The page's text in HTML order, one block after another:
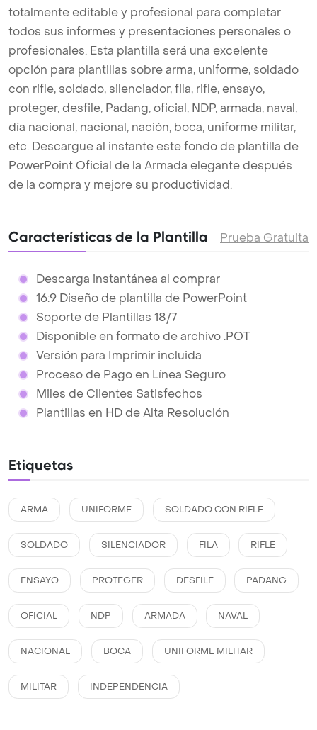
totalmente editable y profesional para completar
todos sus informes y presentaciones personales o
profesionales. Esta plantilla será una excelente
opción para plantillas sobre arma, uniforme, soldado
con rifle, soldado, silenciador, fila, rifle, ensayo,
proteger, desfile, Padang, oficial, NDP, armada, naval,
día nacional, nacional, nación, boca, uniforme militar,
etc. Descargue al instante este fondo de plantilla de
PowerPoint Oficial de la Armada elegante después
de la compra y mejore su productividad.
Características de la Plantilla Prueba Gratuita
Descarga instantánea al comprar
16:9 Diseño de plantilla de PowerPoint
Soporte de Plantillas 18/7
Disponible en formato de archivo .POT
Versión para Imprimir incluida
Proceso de Pago en Línea Seguro
Miles de Clientes Satisfechos
Plantillas en HD de Alta Resolución
Etiquetas
ARMA UNIFORME SOLDADO CON RIFLE
SOLDADO SILENCIADOR FILA RIFLE
ENSAYO PROTEGER DESFILE PADANG
OFICIAL NDP ARMADA NAVAL
NACIONAL BOCA UNIFORME MILITAR
MILITAR INDEPENDENCIA